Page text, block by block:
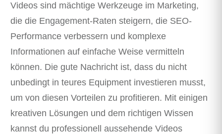
Videos sind mächtige Werkzeuge im Marketing,
die die Engagement-Raten steigern, die SEO-
Performance verbessern und komplexe
Informationen auf einfache Weise vermitteln
können. Die gute Nachricht ist, dass du nicht
unbedingt in teures Equipment investieren musst,
um von diesen Vorteilen zu profitieren. Mit einigen
kreativen Lösungen und dem richtigen Wissen
kannst du professionell aussehende Videos